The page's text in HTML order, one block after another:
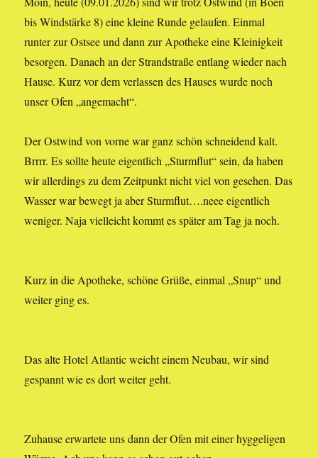
bis Windstärke 8) eine kleine Runde gelaufen. Einmal
runter zur Ostsee und dann zur Apotheke eine Kleinigkeit
besorgen. Danach an der Strandstraße entlang wieder nach
Hause. Kurz vor dem verlassen des Hauses wurde noch
unser Ofen „angemacht“.
Der Ostwind von vorne war ganz schön schneidend kalt.
Brrrr. Es sollte heute eigentlich „Sturmflut“ sein, da haben
wir allerdings zu dem Zeitpunkt nicht viel von gesehen. Das
Wasser war bewegt ja aber Sturmflut….neee eigentlich
weniger. Naja vielleicht kommt es später am Tag ja noch.
Kurz in die Apotheke, schöne Grüße, einmal „Snup“ und
weiter ging es.
Das alte Hotel Atlantic weicht einem Neubau, wir sind
gespannt wie es dort weiter geht.
Zuhause erwartete uns dann der Ofen mit einer hyggeligen